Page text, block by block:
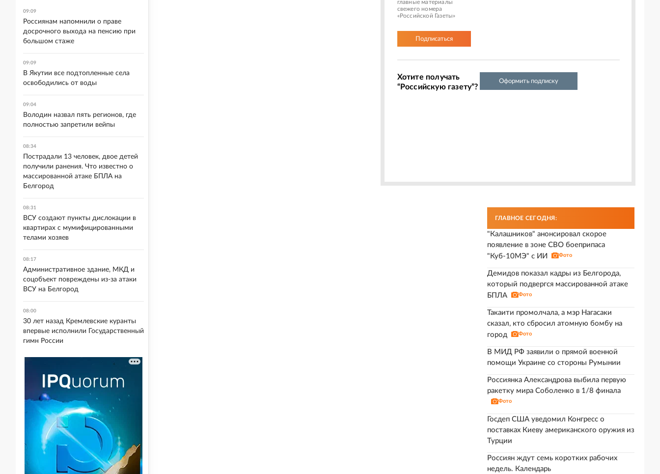
главные материалы
свежего номера
«Российской Газеты»
Подписаться
Хотите получать
“Российскую газету”?
Оформить подписку
ГЛАВНОЕ СЕГОДНЯ:
"Калашников" анонсировал скорое
появление в зоне СВО боеприпаса
"Куб-10МЭ" с ИИ
Фото
Демидов показал кадры из Белгорода,
который подвергся массированной атаке
БПЛА
Фото
Такаити промолчала, а мэр Нагасаки
сказал, кто сбросил атомную бомбу на
город
Фото
В МИД РФ заявили о прямой военной
помощи Украине со стороны Румынии
Россиянка Александрова выбила первую
ракетку мира Соболенко в 1/8 финала
Фото
Госдеп США уведомил Конгресс о
поставках Киеву американского оружия из
Турции
Россиян ждут семь коротких рабочих
недель. Календарь
09:09
Россиянам напомнили о праве
досрочного выхода на пенсию при
большом стаже
09:09
В Якутии все подтопленные села
освободились от воды
09:04
Володин назвал пять регионов, где
полностью запретили вейпы
08:34
Пострадали 13 человек, двое детей
получили ранения. Что известно о
массированной атаке БПЛА на
Белгород
08:31
ВСУ создают пункты дислокации в
квартирах с мумифицированными
телами хозяев
08:17
Административное здание, МКД и
соцобъект повреждены из-за атаки
ВСУ на Белгород
08:00
30 лет назад Кремлевские куранты
впервые исполнили Государственный
гимн России